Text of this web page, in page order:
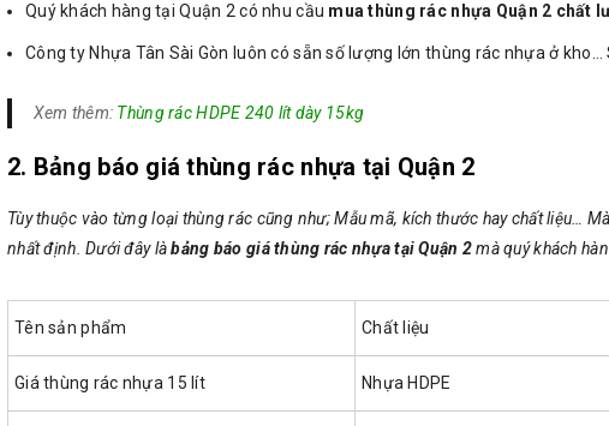
Quý khách hàng tại Quận 2 có nhu cầu mua thùng rác nhựa Quận 2 chất
Công ty Nhựa Tân Sài Gòn luôn có sẵn số lượng lớn thùng rác nhựa ở
Xem thêm: Thùng rác HDPE 240 lít dày 15kg
2. Bảng báo giá thùng rác nhựa tại Quận 2
Tùy thuộc vào từng loại thùng rác cũng như; Mẫu mã, kích thước hay chất liệu… Mà
nhất định. Dưới đây làbảng báo giá thùng rác nhựa tại Quận 2mà quý khách
Tên sản phẩm Chất liệu
Giá thùng rác nhựa 15 lít Nhựa HDPE